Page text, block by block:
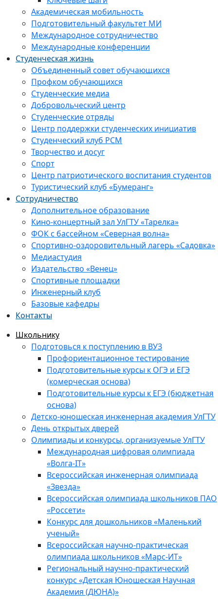
Академическая мобильность
Подготовительный факультет МИ
Международное сотрудничество
Международные конференции
Студенческая жизнь
Объединенный совет обучающихся
Профком обучающихся
Студенческие медиа
Добровольческий центр
Студенческие отряды
Центр поддержки студенческих инициатив
Студенческий клуб РСМ
Творчество и досуг
Спорт
Центр патриотического воспитания студентов
Туристический клуб «Бумеранг»
Сотрудничество
Дополнительное образование
Кино-концертный зал УлГТУ «Тарелка»
ФОК с бассейном «Северная волна»
Спортивно-оздоровительный лагерь «Садовка»
Медиастудия
Издательство «Венец»
Спортивные площадки
Инженерный клуб
Базовые кафедры
Контакты
Школьнику
Подготовься к поступлению в ВУЗ
Профориентационное тестирование
Подготовительные курсы к ОГЭ и ЕГЭ
(комерческая основа)
Подготовительные курсы к ЕГЭ (бюджетная
основа)
Детско-юношеская инженерная академия УлГТУ
День открытых дверей
Олимпиады и конкурсы, организуемые УлГТУ
Международная цифровая олимпиада
«Волга-IT»
Всероссийская инженерная олимпиада
«Звезда»
Всероссийская олимпиада школьников ПАО
«Россети»
Конкурс для дошкольников «Маленький
ученый»
Всероссийская научно-практическая
олимпиада школьников «Марс-ИТ»
Региональный научно-практический
конкурс «Детская Юношеская Научная
Академия (ДЮНА)»